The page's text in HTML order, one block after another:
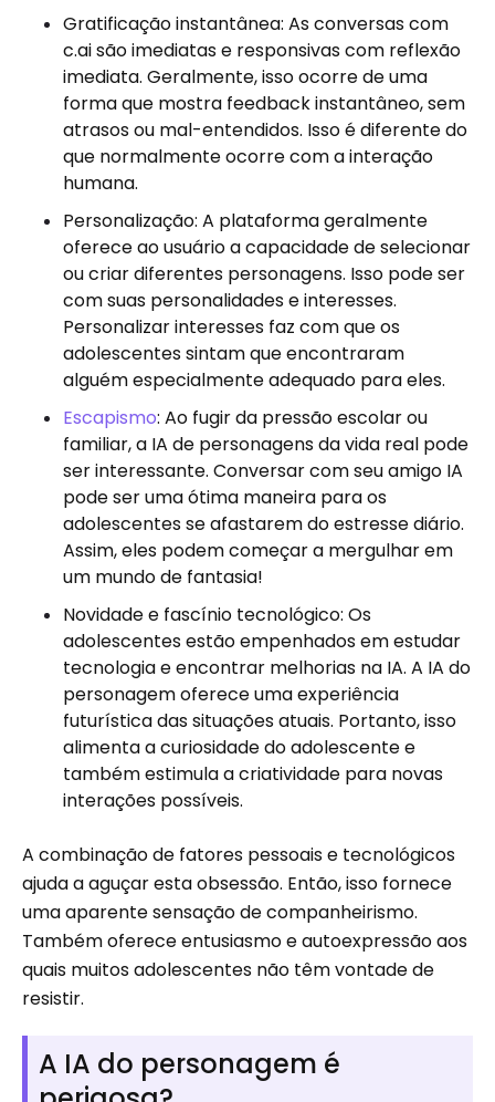
Gratificação instantânea: As conversas com
c.ai são imediatas e responsivas com reflexão
imediata. Geralmente, isso ocorre de uma
forma que mostra feedback instantâneo, sem
atrasos ou mal-entendidos. Isso é diferente do
que normalmente ocorre com a interação
humana.
Personalização: A plataforma geralmente
oferece ao usuário a capacidade de selecionar
ou criar diferentes personagens. Isso pode ser
com suas personalidades e interesses.
Personalizar interesses faz com que os
adolescentes sintam que encontraram
alguém especialmente adequado para eles.
Escapismo: Ao fugir da pressão escolar ou
familiar, a IA de personagens da vida real pode
ser interessante. Conversar com seu amigo IA
pode ser uma ótima maneira para os
adolescentes se afastarem do estresse diário.
Assim, eles podem começar a mergulhar em
um mundo de fantasia!
Novidade e fascínio tecnológico: Os
adolescentes estão empenhados em estudar
tecnologia e encontrar melhorias na IA. A IA do
personagem oferece uma experiência
futurística das situações atuais. Portanto, isso
alimenta a curiosidade do adolescente e
também estimula a criatividade para novas
interações possíveis.
A combinação de fatores pessoais e tecnológicos
ajuda a aguçar esta obsessão. Então, isso fornece
uma aparente sensação de companheirismo.
Também oferece entusiasmo e autoexpressão aos
quais muitos adolescentes não têm vontade de
resistir.
A IA do personagem é